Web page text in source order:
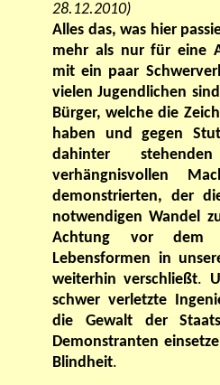
28.12.2010)
Alles das, was hier
mehr als nur für eine
mit ein paar
vielen Jugendlichen
Bürger, welche die
haben und gegen
dahinter
verhängnisvollen
demonstrierten, der
notwendigen Wandel
Achtung vor dem
Lebensformen in
weiterhin verschließt.
schwer verletzte
die Gewalt der
Demonstranten
Blindheit.